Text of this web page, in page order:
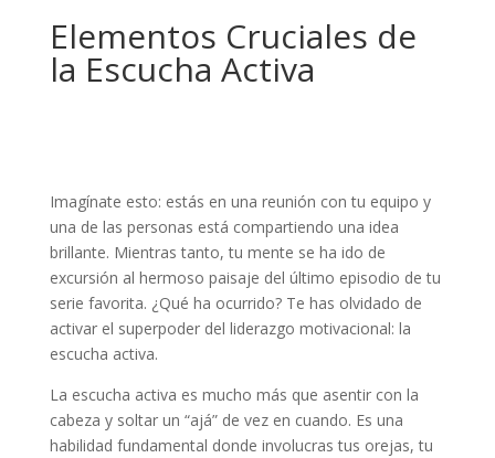
Elementos Cruciales de
la Escucha Activa
Imagínate esto: estás en una reunión con tu equipo y
una de las personas está compartiendo una idea
brillante. Mientras tanto, tu mente se ha ido de
excursión al hermoso paisaje del último episodio de tu
serie favorita. ¿Qué ha ocurrido? Te has olvidado de
activar el superpoder del liderazgo motivacional: la
escucha activa.
La escucha activa es mucho más que asentir con la
cabeza y soltar un “ajá” de vez en cuando. Es una
habilidad fundamental donde involucras tus orejas, tu